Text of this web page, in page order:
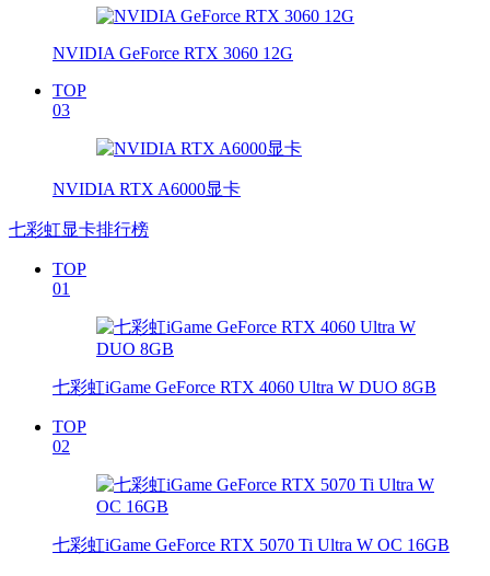
NVIDIA GeForce RTX 3060 12G
TOP
03
NVIDIA RTX A6000显卡
七彩虹显卡排行榜
TOP
01
七彩虹iGame GeForce RTX 4060 Ultra W DUO 8GB
TOP
02
七彩虹iGame GeForce RTX 5070 Ti Ultra W OC 16GB